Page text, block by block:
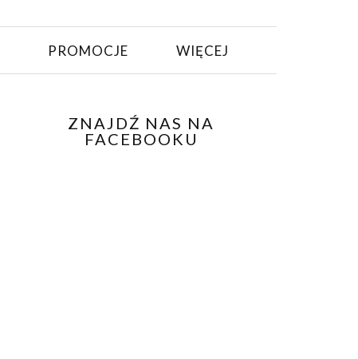
PROMOCJE WIĘCEJ
ZNAJDŹ NAS NA
FACEBOOKU